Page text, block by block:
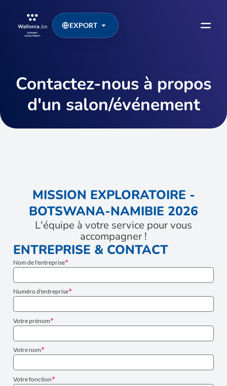
EXPORT
Contactez-nous à propos
d'un salon/événement
MISSION EXPLORATOIRE -
BOTSWANA-NAMIBIE 2026
L'équipe à votre service pour vous
accompagner !
ENTREPRISE & CONTACT
Nom de l'entreprise
Numéro d'entreprise
Votre prénom
Votre nom
Votre fonction